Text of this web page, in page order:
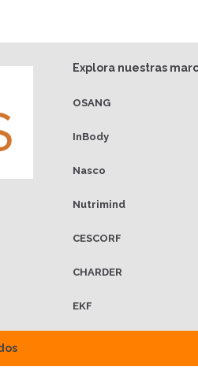
Explora nuestras
OSANG
InBody
Nasco
Nutrimind
CESCORF
CHARDER
EKF